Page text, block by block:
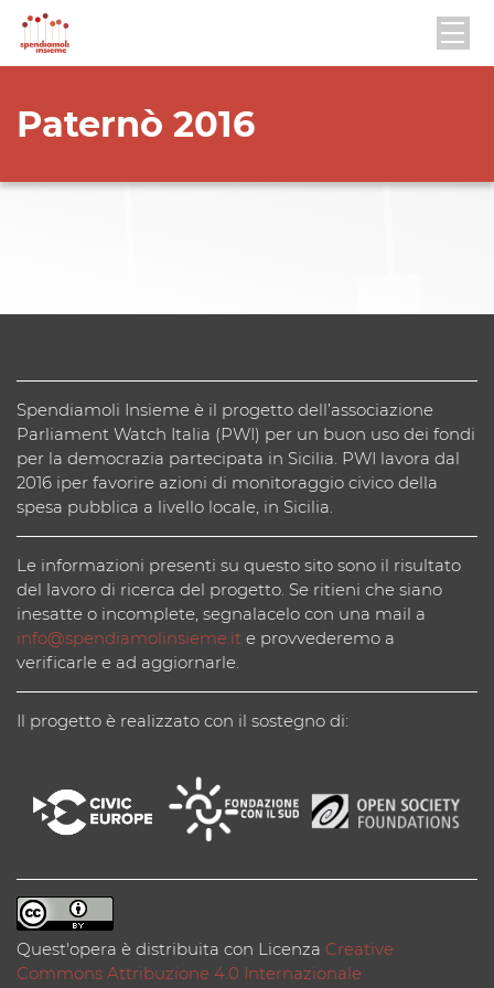
Paternò 2016
Spendiamoli Insieme è il progetto dell’associazione
Parliament Watch Italia (PWI) per un buon uso dei fondi
per la democrazia partecipata in Sicilia. PWI lavora dal
2016 iper favorire azioni di monitoraggio civico della
spesa pubblica a livello locale, in Sicilia.
Le informazioni presenti su questo sito sono il risultato
del lavoro di ricerca del progetto. Se ritieni che siano
inesatte o incomplete, segnalacelo con una mail a
info@spendiamolinsieme.it e provvederemo a
verificarle e ad aggiornarle.
Il progetto è realizzato con il sostegno di:
Quest'opera è distribuita con Licenza Creative
Commons Attribuzione 4.0 Internazionale